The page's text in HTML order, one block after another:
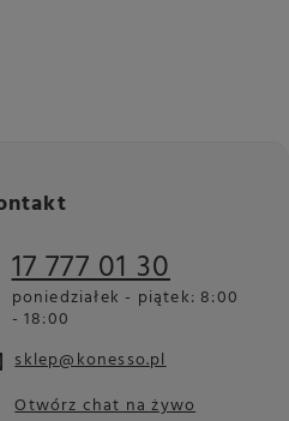
17 777 01 30
poniedziałek - piątek: 8:00
- 18:00
sklep@konesso.pl
Otwórz chat na żywo